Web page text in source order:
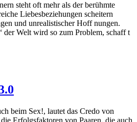
steht oft mehr als der berühmte
Liebesbeziehungen scheitern
und unrealistischer Hoff nungen.
der Welt wird so zum Problem, schaff t
beim Sex!, lautet das Credo von
Erfolgsfaktoren von Paaren, die auch